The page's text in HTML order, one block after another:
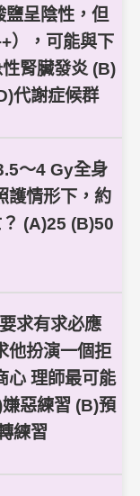
鹽呈陰性，但
），可能與下
腎臟發炎 (B)
代謝症候群
～4 Gy全身
護情形下，約
(A)25 (B)50
求有求必應
他扮演一個拒
心 理師最可能
惡練習 (B)預
練習